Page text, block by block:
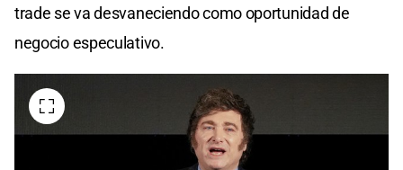
trade se va desvaneciendo como oportunidad de
negocio especulativo.